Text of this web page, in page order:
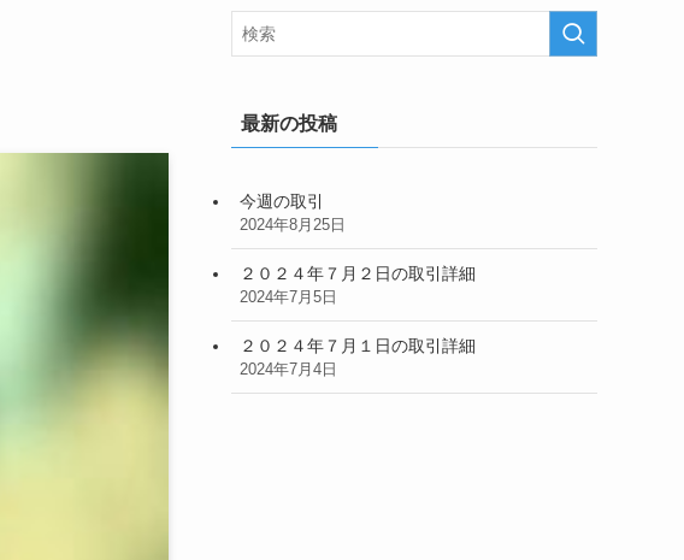
最新の投稿
今週の取引
2024年8月25日
２０２４年７月２日の取引詳細
2024年7月5日
２０２４年７月１日の取引詳細
2024年7月4日